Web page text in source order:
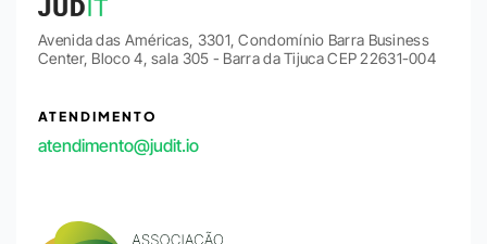
Avenida das Américas, 3301, Condomínio Barra Business
Center, Bloco 4, sala 305 - Barra da Tijuca CEP 22631-004
ATENDIMENTO
atendimento@judit.io